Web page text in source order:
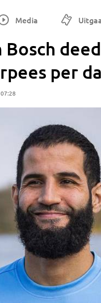
Media
per